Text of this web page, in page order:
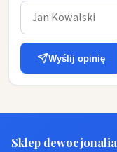
Wyślij opinię
Sklep dewocjonalia